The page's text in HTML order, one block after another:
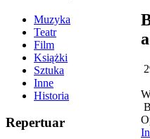
Muzyka
Teatr
Film
Książki
Sztuka
Inne
Historia
Repertuar